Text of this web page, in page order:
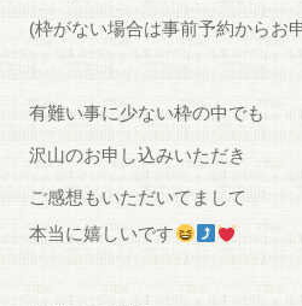
(枠がない場合は事前予約からお
有難い事に少ない枠の中でも
沢山のお申し込みいただき
ご感想もいただいてまして
本当に嬉しいです